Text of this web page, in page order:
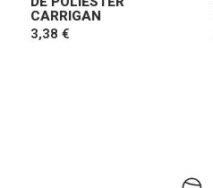
CARRIGAN
3,38 €